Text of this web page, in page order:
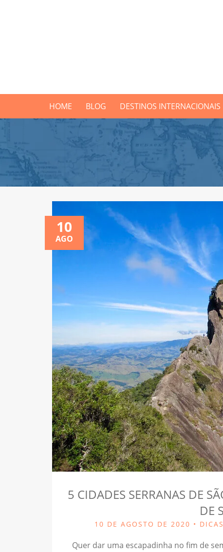
HOME BLOG DESTINOS INTERNACIONAIS
10
AGO
5 CIDADES SERRANAS DE
DE
10 DE AGOSTO DE 2020 •
Quer dar uma escapadinha no fim de